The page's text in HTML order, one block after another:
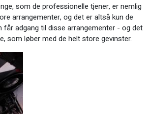
som de professionelle tjener, er nemlig
arrangementer, og det er altså kun de
får adgang til disse arrangementer - og det
som løber med de helt store gevinster.